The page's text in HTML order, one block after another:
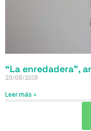
“La enredadera”,
29/08/2018
Leer más »